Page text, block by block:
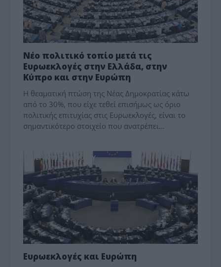
Νέο πολιτικό τοπίο μετά τις
Ευρωεκλογές στην Ελλάδα, στην
Κύπρο και στην Ευρώπη
Η θεαματική πτώση της Νέας Δημοκρατίας κάτω
από το 30%, που είχε τεθεί επισήμως ως όριο
πολιτικής επιτυχίας στις Ευρωεκλογές, είναι το
σημαντικότερο στοιχείο που ανατρέπει…
ΠΕΡΙΚΛΗΣ ΝΕΑΡΧΟΥ
Ευρωεκλογές και Ευρώπη